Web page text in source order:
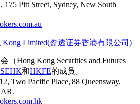
175 Pitt Street, Sydney, New South
Kong Limited(盈透证券香港有限公司)
（Hong Kong Securities and Futures
SEHK和HKFE的成员。
Two Pacific Place, 88 Queensway,